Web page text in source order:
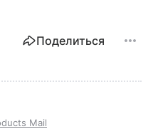
Поделиться
Mail